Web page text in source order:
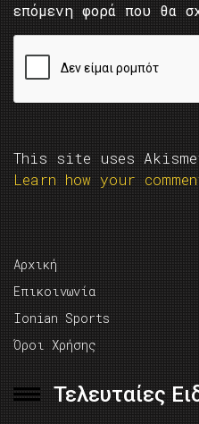
επόμενη φορά που θα
This site uses
Learn how your
Αρχική
Επικοινωνία
Ionian Sports
Όροι Χρήσης
Τελευταίες